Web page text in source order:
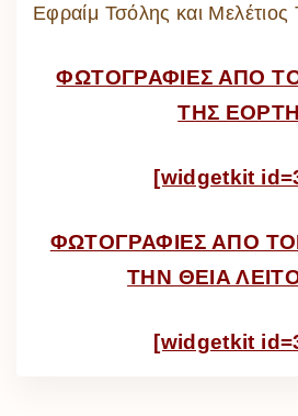
Εφραίμ Τσόλης και Μελέτιος
ΦΩΤΟΓΡΑΦΙΕΣ ΑΠΟ
ΤΗΣ
[widgetkit
ΦΩΤΟΓΡΑΦΙΕΣ ΑΠΟ
ΤΗΝ ΘΕΙΑ
[widgetkit